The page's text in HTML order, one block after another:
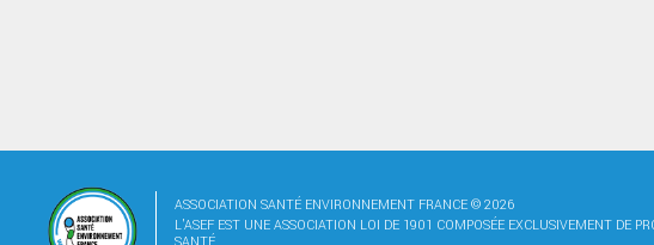
ASSOCIATION SANTÉ ENVIRONNEMENT FRANCE © 2026
L'ASEF EST UNE ASSOCIATION LOI DE 1901 COMPOSÉE EXCLUSIVEMENT DE